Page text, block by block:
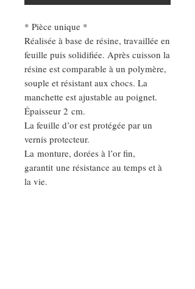
* Pièce unique *
Réalisée à base de résine, travaillée en
feuille puis solidifiée. Après cuisson la
résine est comparable à un polymère,
souple et résistant aux chocs. La
manchette est ajustable au poignet.
Épaisseur 2 cm.
La feuille d’or est protégée par un
vernis protecteur.
La monture, dorées à l’or fin,
garantit une résistance au temps et à
la vie.